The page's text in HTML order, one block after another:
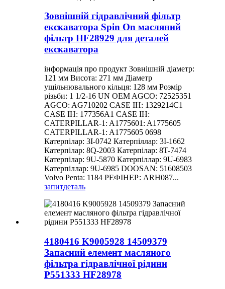
Зовнішній гідравлічний фільтр
екскаватора Spin On масляний
фільтр HF28929 для деталей
екскаватора
інформація про продукт Зовнішній діаметр:
121 мм Висота: 271 мм Діаметр
ущільнювального кільця: 128 мм Розмір
різьби: 1 1/2-16 UN OEM AGCO: 72525351
AGCO: AG710202 CASE IH: 1329214C1
CASE IH: 177356A1 CASE IH:
CATERPILLAR-1: A1775601: A1775605
CATERPILLAR-1: A1775605 0698
Катерпілар: 3I-0742 Катерпіллар: 3I-1662
Катерпілар: 8Q-2003 Катерпілар: 8T-7474
Катерпілар: 9U-5870 Катерпіллар: 9U-6983
Катерпіллар: 9U-6985 DOOSAN: 51608503
Volvo Penta: 1184 РЕФІНЕР: ARH087...
запитдеталь
4180416 K9005928 14509379
Запасний елемент масляного
фільтра гідравлічної рідини
P551333 HF28978